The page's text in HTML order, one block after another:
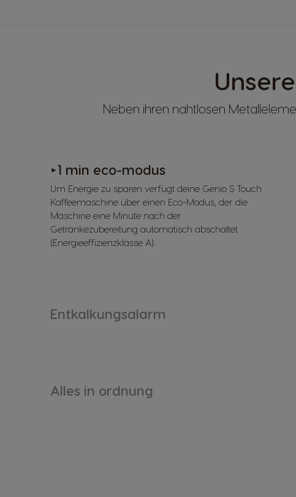
Neben ihren nahtlosen
► 1 min eco-modus
Um Energie zu sparen verfügt deine Genio S Touch
Kaffeemaschine über einen Eco-Modus, der die
Maschine eine Minute nach der
Getränkezubereitung automatisch abschaltet
(Energieeffizienzklasse A).
Entkalkungsalarm
Alles in ordnung